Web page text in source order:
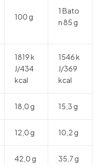
100 g
1 Bato
n 85 g
1819 k
J/434
kcal
1546 k
J/369
kcal
18,0 g 15,3 g
12,0 g 10,2 g
42,0 g 35,7 g